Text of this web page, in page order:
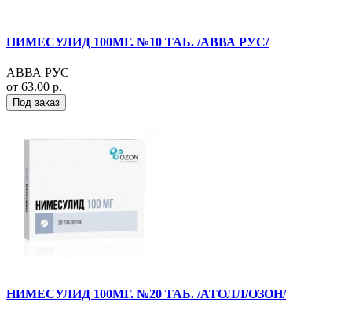
НИМЕСУЛИД 100МГ. №10 ТАБ. /АВВА РУС/
АВВА РУС
от 63.00 р.
Под заказ
НИМЕСУЛИД 100МГ. №20 ТАБ. /АТОЛЛ/ОЗОН/